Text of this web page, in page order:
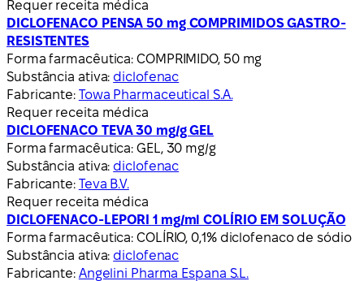
Requer receita médica
DICLOFENACO PENSA 50 mg COMPRIMIDOS GASTRO-
RESISTENTES
Forma farmacêutica: COMPRIMIDO, 50 mg
Substância ativa: diclofenac
Fabricante: Towa Pharmaceutical S.A.
Requer receita médica
DICLOFENACO TEVA 30 mg/g GEL
Forma farmacêutica: GEL, 30 mg/g
Substância ativa: diclofenac
Fabricante: Teva B.V.
Requer receita médica
DICLOFENACO-LEPORI 1 mg/ml COLÍRIO EM SOLUÇÃO
Forma farmacêutica: COLÍRIO, 0,1% diclofenaco de sódio
Substância ativa: diclofenac
Fabricante: Angelini Pharma Espana S.L.